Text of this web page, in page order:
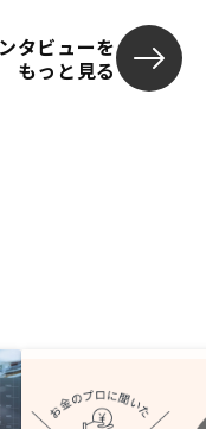
タビューを
もっと見る